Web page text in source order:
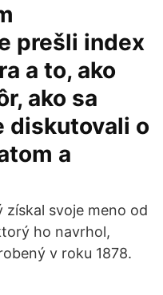
prešli index
a to, ako
ako sa
diskutovali o
a
svoje meno od
ho navrhol,
v roku 1878.